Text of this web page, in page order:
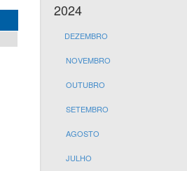
2024
DEZEMBRO
NOVEMBRO
OUTUBRO
SETEMBRO
AGOSTO
JULHO